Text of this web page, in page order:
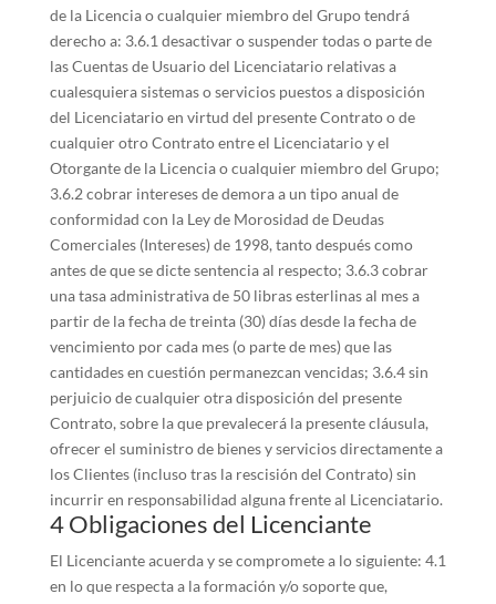
de la Licencia o cualquier miembro del Grupo tendrá
derecho a: 3.6.1 desactivar o suspender todas o parte de
las Cuentas de Usuario del Licenciatario relativas a
cualesquiera sistemas o servicios puestos a disposición
del Licenciatario en virtud del presente Contrato o de
cualquier otro Contrato entre el Licenciatario y el
Otorgante de la Licencia o cualquier miembro del Grupo;
3.6.2 cobrar intereses de demora a un tipo anual de
conformidad con la Ley de Morosidad de Deudas
Comerciales (Intereses) de 1998, tanto después como
antes de que se dicte sentencia al respecto; 3.6.3 cobrar
una tasa administrativa de 50 libras esterlinas al mes a
partir de la fecha de treinta (30) días desde la fecha de
vencimiento por cada mes (o parte de mes) que las
cantidades en cuestión permanezcan vencidas; 3.6.4 sin
perjuicio de cualquier otra disposición del presente
Contrato, sobre la que prevalecerá la presente cláusula,
ofrecer el suministro de bienes y servicios directamente a
los Clientes (incluso tras la rescisión del Contrato) sin
incurrir en responsabilidad alguna frente al Licenciatario.
4 Obligaciones del Licenciante
El Licenciante acuerda y se compromete a lo siguiente: 4.1
en lo que respecta a la formación y/o soporte que,